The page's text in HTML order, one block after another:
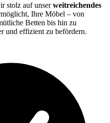
stolz auf unserweitreichendes
Ihre Möbel – von
Betten bis hin zu
und effizient zu befördern.